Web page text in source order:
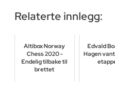
Relaterte innlegg:
Altibox Norway
Chess 2020 -
Endelig tilbake til
brettet
Edvald
Hagen vant